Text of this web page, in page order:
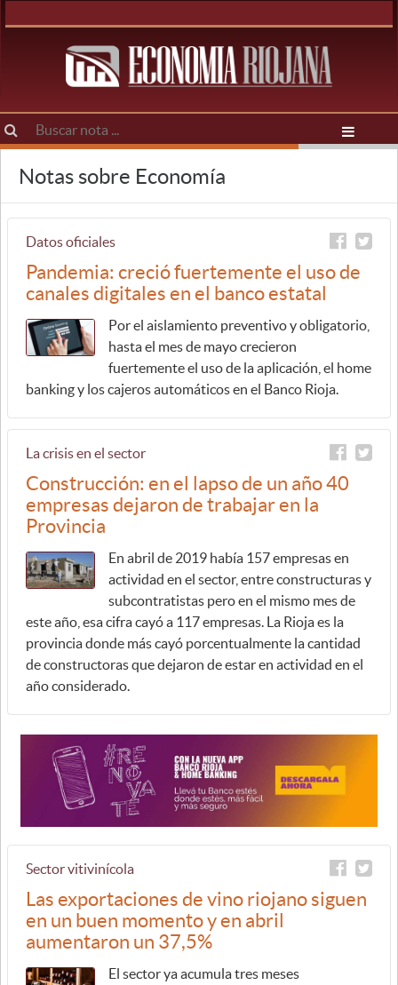
Notas sobre Economía
Datos oficiales
Pandemia: creció fuertemente el uso de
canales digitales en el banco estatal
Por el aislamiento preventivo y obligatorio,
hasta el mes de mayo crecieron
fuertemente el uso de la aplicación, el home
banking y los cajeros automáticos en el Banco Rioja.
La crisis en el sector
Construcción: en el lapso de un año 40
empresas dejaron de trabajar en la
Provincia
En abril de 2019 había 157 empresas en
actividad en el sector, entre constructuras y
subcontratistas pero en el mismo mes de
este año, esa cifra cayó a 117 empresas. La Rioja es la
provincia donde más cayó porcentualmente la cantidad
de constructoras que dejaron de estar en actividad en el
año considerado.
Sector vitivinícola
Las exportaciones de vino riojano siguen
en un buen momento y en abril
aumentaron un 37,5%
El sector ya acumula tres meses